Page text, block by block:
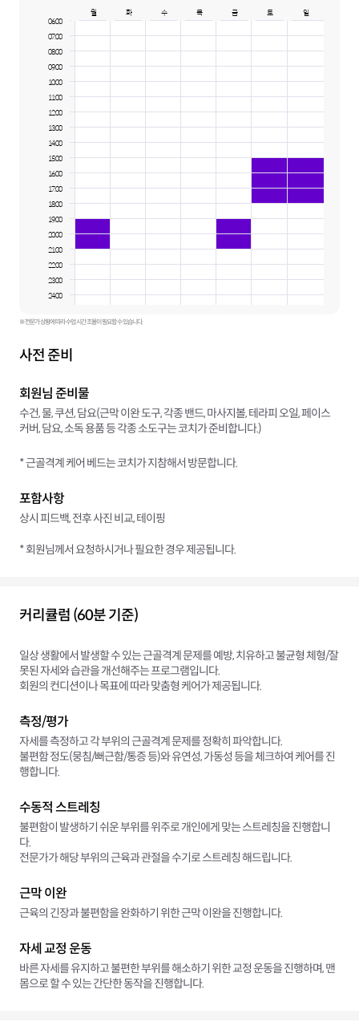
동대문구 :
용산구 :
월 화 수 목 금 토
일
06:00
07:00
08:00
09:00
10:00
11:00
12:00
13:00
14:00
15:00
16:00
17:00
18:00
19:00
20:00
21:00
22:00
23:00
24:00
※ 전문가 상황에 따라 수업 시간 조율이 필요할 수 있습니다.
사전 준비
회원님 준비물
수건, 물, 쿠션, 담요(근막 이완 도구, 각종 밴드, 마사지볼, 테라피 오일, 페이스
커버, 담요, 소독 용품 등 각종 소도구는 코치가 준비합니다.)
* 근골격계 케어 베드는 코치가 지참해서 방문합니다.
포함사항
상시 피드백, 전후 사진 비교, 테이핑
* 회원님께서 요청하시거나 필요한 경우 제공됩니다.
커리큘럼 (60분 기준)
일상 생활에서 발생할 수 있는 근골격계 문제를 예방, 치유하고 불균형 체형/잘
못된 자세와 습관을 개선해주는 프로그램입니다.
회원의 컨디션이나 목표에 따라 맞춤형 케어가 제공됩니다.
측정/평가
자세를 측정하고 각 부위의 근골격계 문제를 정확히 파악합니다.
불편함 정도(뭉침/뻐근함/통증 등)와 유연성, 가동성 등을 체크하여 케어를 진
행합니다.
수동적 스트레칭
불편함이 발생하기 쉬운 부위를 위주로 개인에게 맞는 스트레칭을 진행합니
다.
전문가가 해당 부위의 근육과 관절을 수기로 스트레칭 해드립니다.
근막 이완
근육의 긴장과 불편함을 완화하기 위한 근막 이완을 진행합니다.
자세 교정 운동
바른 자세를 유지하고 불편한 부위를 해소하기 위한 교정 운동을 진행하며, 맨
몸으로 할 수 있는 간단한 동작을 진행합니다.